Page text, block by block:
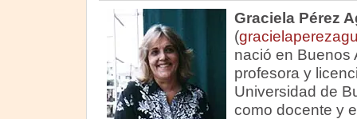
Graciela Pérez
(
nació en Buenos
profesora y
Universidad de
como docente y